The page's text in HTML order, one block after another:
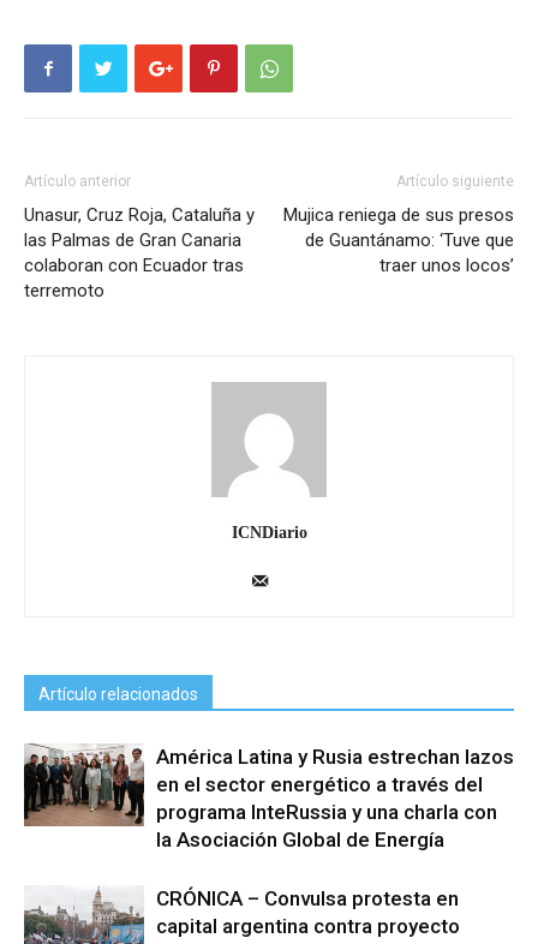
Artículo anterior
Unasur, Cruz Roja, Cataluña y
las Palmas de Gran Canaria
colaboran con Ecuador tras
terremoto
Artículo siguiente
Mujica reniega de sus presos
de Guantánamo: ‘Tuve que
traer unos locos’
ICNDiario
Artículo relacionados
América Latina y Rusia estrechan lazos
en el sector energético a través del
programa InteRussia y una charla con
la Asociación Global de Energía
CRÓNICA – Convulsa protesta en
capital argentina contra proyecto